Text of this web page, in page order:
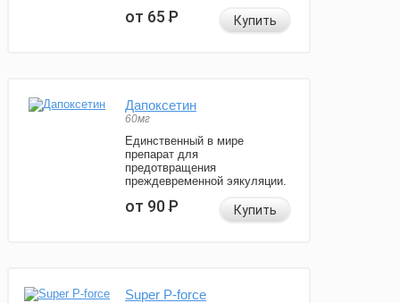
от 65Р Купить
Дапоксетин
60мг
Единственный в мире
препарат для
предотвращения
преждевременной эякуляции.
от 90Р Купить
Super P-force